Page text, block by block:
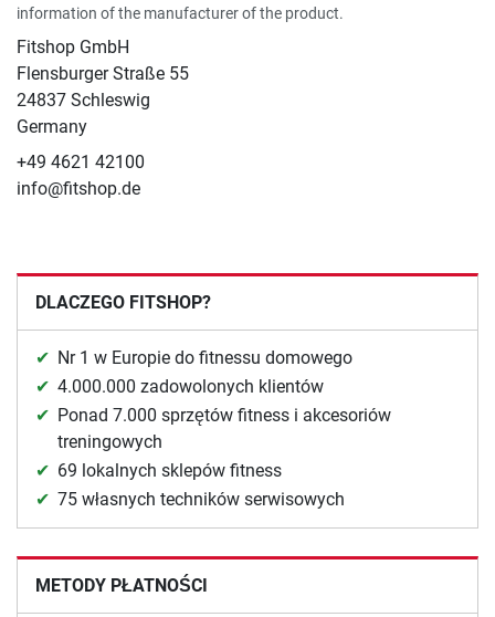
information of the manufacturer of the product.
Fitshop GmbH
Flensburger Straße 55
24837 Schleswig
Germany
+49 4621 42100
info@fitshop.de
DLACZEGO FITSHOP?
Nr 1 w Europie do fitnessu domowego
4.000.000 zadowolonych klientów
Ponad 7.000 sprzętów fitness i akcesoriów
treningowych
69 lokalnych sklepów fitness
75 własnych techników serwisowych
METODY PŁATNOŚCI